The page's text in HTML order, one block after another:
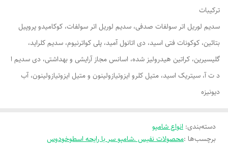
ترکیبات
سدیم لوریل اتر سولفات صدفی، سدیم لوریل اتر سولفات، کوکامیدو پروپیل
بتائین، کوکونات فتی اسید، دی اتانول آمید، پلی کواترنیوم، سدیم کلراید،
گلیسیرین، کراتین هیدرولیز شده، اسانس مجاز آرایشی و بهداشتی، دی سدیم ا
د ت آ، سیتریک اسید، متیل کلرو ایزوتیازولینون و متیل ایزوتیازولینون، آب
دیونیزه
دسته‌بندی: انواع شامپو
برچسب‌ها :محصولات نفیس .شامپو سر با رایحه اسطوخودوس